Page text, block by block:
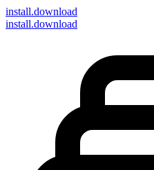
install.download
install.download